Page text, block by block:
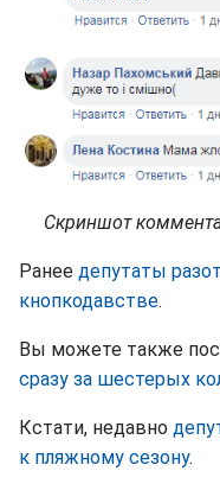
Скриншот
Ранее депутаты
кнопкодавстве.
Вы можете также
сразу за шестерых
Кстати, недавно
к пляжному сезону.